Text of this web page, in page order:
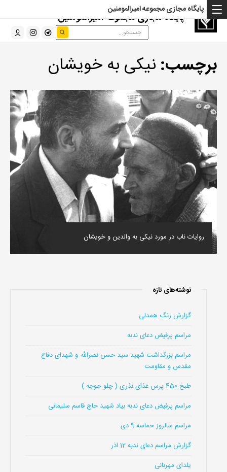
پایگاه مجازی مجموعه امیرالمومنین
پایگاه مجازی مجموعه امیرالمومنین
برچسب: نیکی به خویشان
روایات ناب در مورد نیکی به والدین و خویشان
نوشته‌های تازه
گزارش زنگ همدلی
مراسم پرفیض دعای ندبه
مراسم بزرگداشت شهید سید حسن نصرالله و شهدای دفاع
مقدس و مقاومت
طبخ 450 پرس غذای نذری ( چلو جوجه )
مراسم پرفیض دعای ندبه بیاد شهید حاج قاسم سلیمانی
مراسم سالروز حماسه 9 دی
گزارش مراسم دعای ندبه 12 اذر
یلدای مهربانی